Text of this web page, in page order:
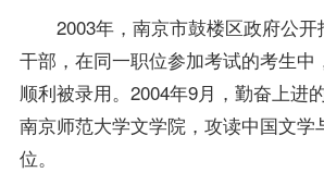
2003年，南京市鼓楼区政府公开
干部，在同一职位参加考试的考生中
顺利被录用。2004年9月，勤奋上进
南京师范大学文学院，攻读中国文学
位。